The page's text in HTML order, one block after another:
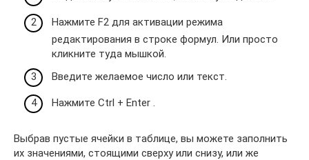
Нажмите F2 для активации режима
редактирования в строке формул. Или просто
кликните туда мышкой.
Введите желаемое число или текст.
Нажмите Ctrl + Enter .
Выбрав пустые ячейки в таблице, вы можете заполнить
их значениями, стоящими сверху или снизу, или же